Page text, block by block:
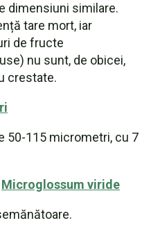
dimensiuni similare.
tare mort, iar
de fructe
nu sunt, de obicei,
crestate.
50-115 micrometri, cu 7
Microglossum viride